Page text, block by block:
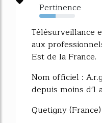
Pertinence
46%
Télésurveillance
aux
Est de la France.
Nom officiel :
depuis moins d'1
Quetigny (France)